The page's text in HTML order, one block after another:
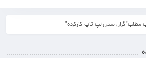
مطلب"گران شدن لپ تاپ کارکرده"